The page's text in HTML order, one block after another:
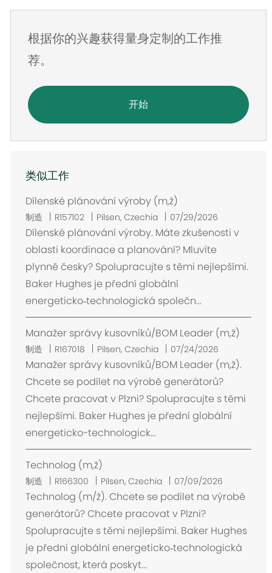
址
根据你的兴趣获得量身定制的工作推
荐。
开始
类似工作
Dílenské plánování výroby (m,ž)
制造 R157102
位
置
Pilsen, Czechia 07/29/2026
Dílenské plánování výroby. Máte zkušenosti v
oblasti koordinace a planování? Mluvíte
plynně česky? Spolupracujte s těmi nejlepšími.
Baker Hughes je přední globální
energeticko‑technologická společn...
Manažer správy kusovníků/BOM Leader (m,ž)
制造 R167018
位
置
Pilsen, Czechia 07/24/2026
Manažer správy kusovníků/BOM Leader (m,ž).
Chcete se podílet na výrobě generátorů?
Chcete pracovat v Plzni? Spolupracujte s těmi
nejlepšími. Baker Hughes je přední globální
energeticko-technologick...
Technolog (m,ž)
制造 R166300
位
置
Pilsen, Czechia 07/09/2026
Technolog (m/ž). Chcete se podílet na výrobě
generátorů? Chcete pracovat v Plzni?
Spolupracujte s těmi nejlepšími. Baker Hughes
je přední globální energeticko‑technologická
společnost, která poskyt...